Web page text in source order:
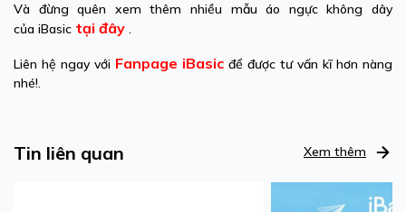
Và đừng quên xem thêm nhiều mẫu áo ngực không dây
của iBasic tại đây .
Liên hệ ngay với Fanpage iBasic để được tư vấn kĩ hơn nàng
nhé!.
Tin liên quan Xem thêm